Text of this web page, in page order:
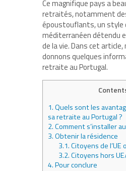
Ce magnifique pays a
retraités, notamment
époustouflants, un style
méditerranéen détendu
de la vie. Dans cet article,
donnons quelques
retraite au Portugal.
1.Quels sont les
sa retraite au Portugal ?
2.Comment s’installer
3.Obtenir la résidence
3.1.Citoyens de l’UE
3.2.Citoyens hors
4.Pour conclure